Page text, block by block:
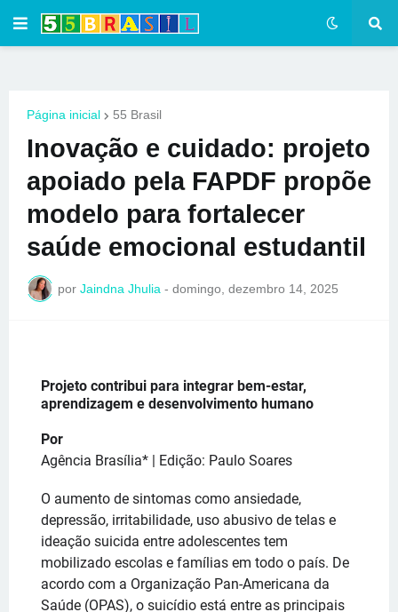
Página inicial 55 Brasil
Inovação e cuidado: projeto
apoiado pela FAPDF propõe
modelo para fortalecer
saúde emocional estudantil
por Jaindna Jhulia - domingo, dezembro 14, 2025
Projeto contribui para integrar bem-estar,
aprendizagem e desenvolvimento humano
Por
Agência Brasília* | Edição: Paulo Soares
O aumento de sintomas como ansiedade,
depressão, irritabilidade, uso abusivo de telas e
ideação suicida entre adolescentes tem
mobilizado escolas e famílias em todo o país. De
acordo com a Organização Pan-Americana da
Saúde (OPAS), o suicídio está entre as principais